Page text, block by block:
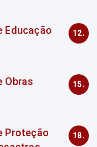
Educação
Obras
Proteção